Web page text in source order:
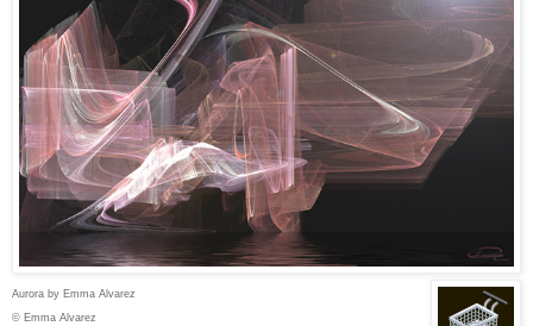
Aurora by Emma Alvarez
© Emma Alvarez